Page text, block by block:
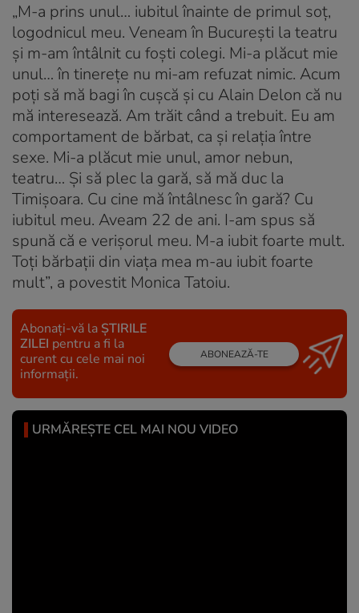
„M-a prins unul… iubitul înainte de primul soț,
logodnicul meu. Veneam în București la teatru
și m-am întâlnit cu foști colegi. Mi-a plăcut mie
unul… în tinerețe nu mi-am refuzat nimic. Acum
poți să mă bagi în cușcă și cu Alain Delon că nu
mă interesează. Am trăit când a trebuit. Eu am
comportament de bărbat, ca și relația între
sexe. Mi-a plăcut mie unul, amor nebun,
teatru… Și să plec la gară, să mă duc la
Timișoara. Cu cine mă întâlnesc în gară? Cu
iubitul meu. Aveam 22 de ani. I-am spus să
spună că e verișorul meu. M-a iubit foarte mult.
Toți bărbații din viața mea m-au iubit foarte
mult”, a povestit Monica Tatoiu.
Abonați-vă la ȘTIRILE
ZILEI pentru a fi la
curent cu cele mai noi
informații.
ABONEAZĂ-TE
URMĂREȘTE CEL MAI NOU VIDEO